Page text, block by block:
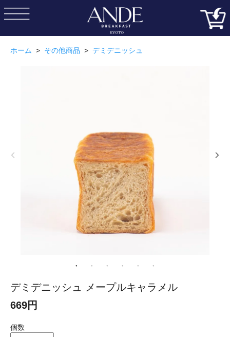
ホーム > その他商品 > デミデニッシュ
デミデニッシュ メープルキャラメル
669円
個数